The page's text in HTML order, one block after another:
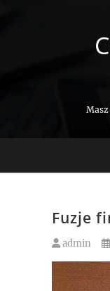
Fuzje
admin